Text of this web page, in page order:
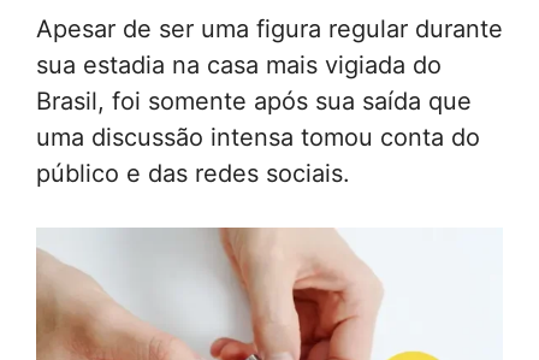
Apesar de ser uma figura regular durante
sua estadia na casa mais vigiada do
Brasil, foi somente após sua saída que
uma discussão intensa tomou conta do
público e das redes sociais.